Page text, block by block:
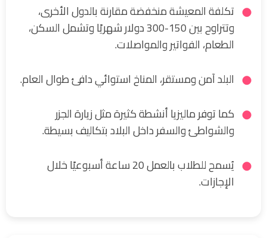
تكلفة المعيشة منخفضة مقارنة بالدول الأخرى،
وتتراوح بين 150-300 دولار شهريًا وتشمل السكن،
الطعام، الفواتير والمواصلات.
البلد آمن ومستقر، المناخ استوائي دافئ طوال العام.
كما توفر ماليزيا أنشطة كثيرة مثل زيارة الجزر
والشواطئ والسفر داخل البلاد بتكاليف بسيطة.
يُسمح للطلاب بالعمل 20 ساعة أسبوعيًا خلال
الإجازات.